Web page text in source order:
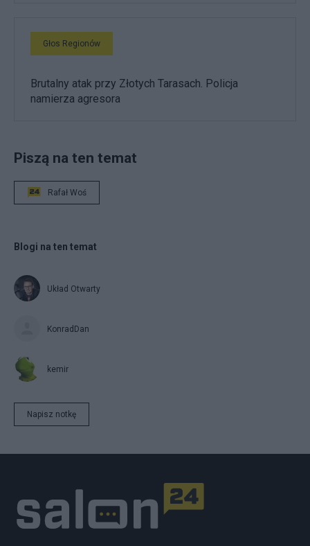
Głos Regionów
Brutalny atak przy Złotych Tarasach. Policja
namierza agresora
Piszą na ten temat
Rafał Woś
Blogi na ten temat
Układ Otwarty
KonradDan
kemir
Napisz notkę